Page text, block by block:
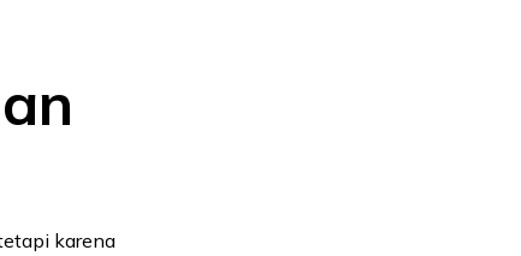
karena